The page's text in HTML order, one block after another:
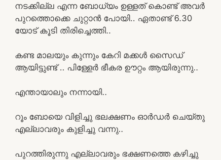
നടക്കില്ല എന്ന ബോധ്യം ഉള്ളത് കൊണ്ട് അവർ
പുറത്തൊക്കെ ചുറ്റാൻ പോയി.. ഏതാണ്ട് 6.30
യോട് കൂടി തിരിച്ചെത്തി..
കണ്ട മാലയും കുന്നും കേറി മക്കൾ സൈഡ്
ആയിട്ടുണ്ട് .. പിള്ളേർ ഭീകര ഊറ്റം ആയിരുന്നു..
എന്തായാലും നന്നായി..
റൂം ബോയെ വിളിച്ചു ഭലക്ഷണം ഓർഡർ ചെയ്തു
എല്ലാവരും കുളിച്ചു വന്നു..
പുറത്തിരുന്നു എല്ലാവരും ഭക്ഷണത്തെ കഴിച്ചു